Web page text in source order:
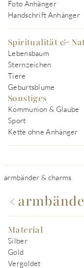
Foto Anhänger
Handschrift Anhänger
Spiritualität &
Lebensbaum
Sternzeichen
Tiere
Geburtsblume
Sonstiges
Kommunion & Glaube
Sport
Kette ohne Anhänger
armbänder & charms
Material
Silber
Gold
Vergoldet